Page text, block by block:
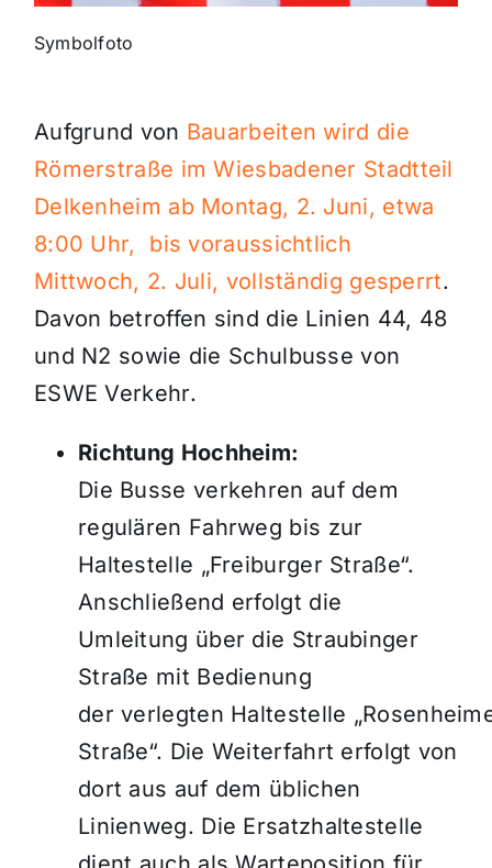
Themen und Termine
Gewinnspiele
Symbolfoto
Aufgrund von Bauarbeiten wird die
Römerstraße im Wiesbadener Stadtteil
Delkenheim ab Montag, 2. Juni, etwa
8:00 Uhr, bis voraussichtlich
Mittwoch, 2. Juli, vollständig gesperrt.
Davon betroffen sind die Linien 44, 48
und N2 sowie die Schulbusse von
ESWE Verkehr.
Richtung Hochheim:
Die Busse verkehren auf dem
regulären Fahrweg bis zur
Haltestelle „Freiburger Straße“.
Anschließend erfolgt die
Umleitung über die Straubinger
Straße mit Bedienung
der verlegten Haltestelle
Straße“. Die Weiterfahrt erfolgt von
dort aus auf dem üblichen
Linienweg. Die Ersatzhaltestelle